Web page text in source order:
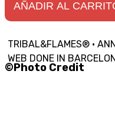
AÑADIR AL
TRIBAL&FLAMES® ·
WEB DONE IN
©Photo Credit